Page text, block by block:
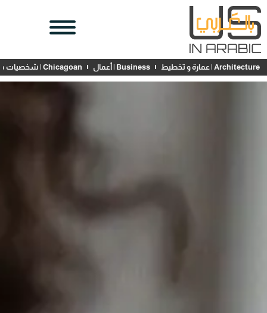
Architecture | عمارة و تخطيط Business | أعمال Chicagoan | شخصيات محلية